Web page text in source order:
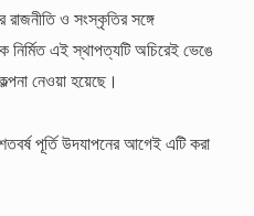
রাজনীতি ও সংস্কৃতির সঙ্গে
এই স্থাপত্যটি অচিরেই ভেঙে
নেওয়া হয়েছে।
পূর্তি উদযাপনের আগেই এটি করা